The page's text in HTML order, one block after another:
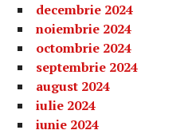
decembrie 2024
noiembrie 2024
octombrie 2024
septembrie 2024
august 2024
iulie 2024
iunie 2024